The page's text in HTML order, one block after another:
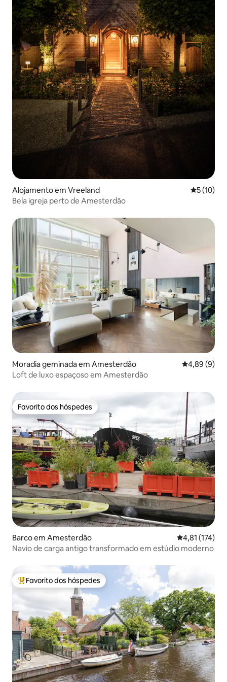
Alojamento em Vreeland
5 (10)
Bela igreja perto de Amesterdão
Moradia geminada em Amesterdão
4,89 (9)
Loft de luxo espaçoso em Amesterdão
Favorito dos hóspedes
Favorito dos hóspedes
Barco em Amesterdão Classificação
4,81 (174)
Navio de carga antigo transformado em estúdio moderno
Favoritos dos hóspedes mais apreciados
Favorito dos hóspedes